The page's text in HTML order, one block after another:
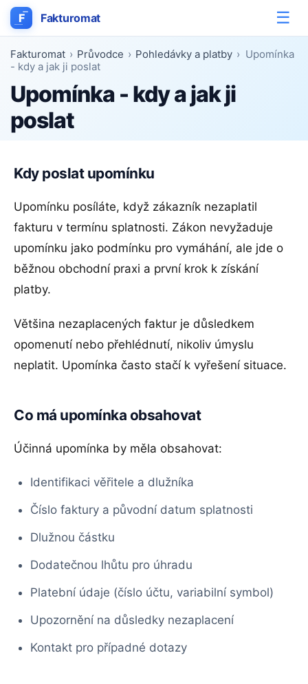
F Fakturomat ☰
Fakturomat › Průvodce › Pohledávky a platby › Upomínka
- kdy a jak ji poslat
Upomínka - kdy a jak ji
poslat
Kdy poslat upomínku
Upomínku posíláte, když zákazník nezaplatil
fakturu v termínu splatnosti. Zákon nevyžaduje
upomínku jako podmínku pro vymáhání, ale jde o
běžnou obchodní praxi a první krok k získání
platby.
Většina nezaplacených faktur je důsledkem
opomenutí nebo přehlédnutí, nikoliv úmyslu
neplatit. Upomínka často stačí k vyřešení situace.
Co má upomínka obsahovat
Účinná upomínka by měla obsahovat:
Identifikaci věřitele a dlužníka
Číslo faktury a původní datum splatnosti
Dlužnou částku
Dodatečnou lhůtu pro úhradu
Platební údaje (číslo účtu, variabilní symbol)
Upozornění na důsledky nezaplacení
Kontakt pro případné dotazy